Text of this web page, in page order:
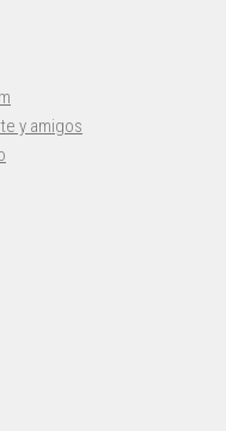
y amigos